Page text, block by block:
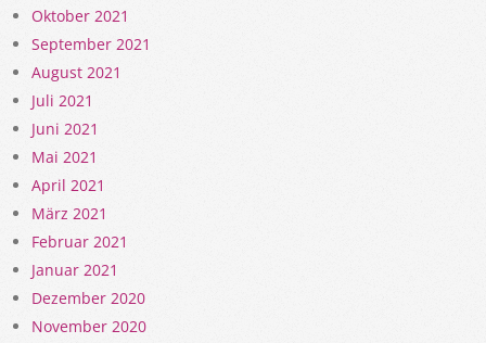
Oktober 2021
September 2021
August 2021
Juli 2021
Juni 2021
Mai 2021
April 2021
März 2021
Februar 2021
Januar 2021
Dezember 2020
November 2020